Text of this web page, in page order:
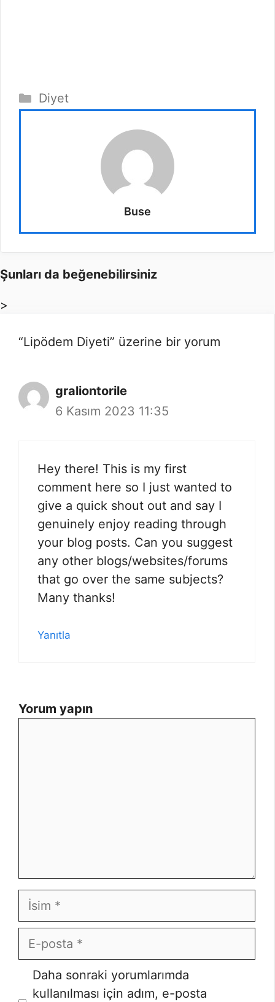
Kategoriler
Diyet
Buse
Şunları da beğenebilirsiniz
>
“Lipödem Diyeti” üzerine bir yorum
graliontorile
6 Kasım 2023 11:35
Hey there! This is my first
comment here so I just wanted to
give a quick shout out and say I
genuinely enjoy reading through
your blog posts. Can you suggest
any other blogs/websites/forums
that go over the same subjects?
Many thanks!
Yanıtla
Yorum yapın
İsim
E-
posta
Daha sonraki yorumlarımda
kullanılması için adım, e-posta